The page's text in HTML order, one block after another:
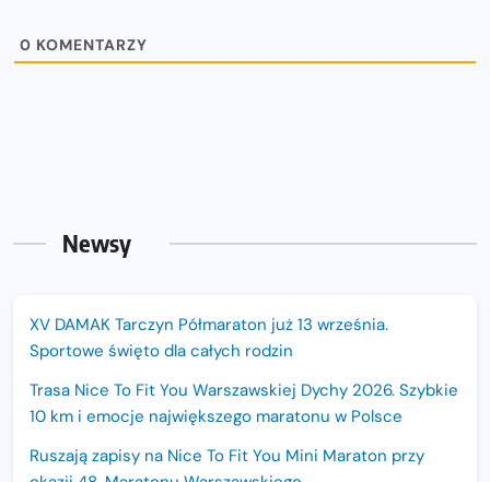
0 KOMENTARZY
Newsy
XV DAMAK Tarczyn Półmaraton już 13 września.
Sportowe święto dla całych rodzin
Trasa Nice To Fit You Warszawskiej Dychy 2026. Szybkie
10 km i emocje największego maratonu w Polsce
Ruszają zapisy na Nice To Fit You Mini Maraton przy